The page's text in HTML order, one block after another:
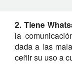
2. Tiene
la
dada a las
ceñir su uso a